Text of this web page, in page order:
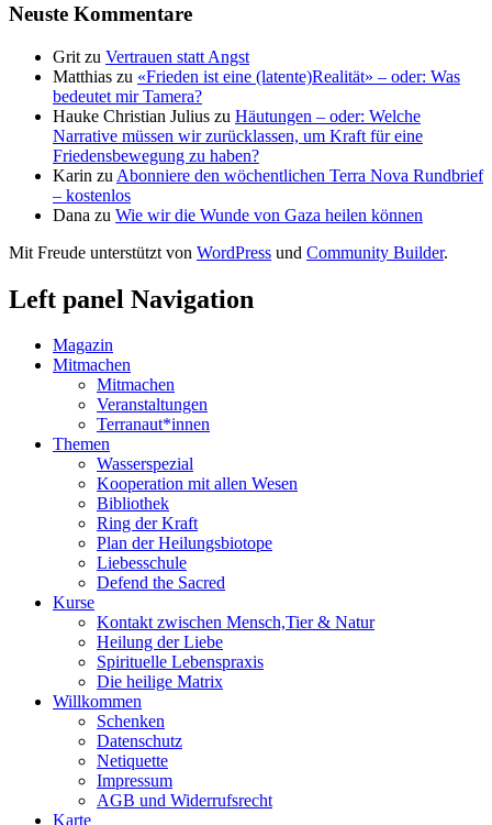
Neuste Kommentare
Grit zu Vertrauen statt Angst
Matthias zu «Frieden ist eine (latente)Realität» – oder: Was
bedeutet mir Tamera?
Hauke Christian Julius zu Häutungen – oder: Welche
Narrative müssen wir zurücklassen, um Kraft für eine
Friedensbewegung zu haben?
Karin zu Abonniere den wöchentlichen Terra Nova Rundbrief
– kostenlos
Dana zu Wie wir die Wunde von Gaza heilen können
Mit Freude unterstützt von WordPress und Community Builder.
Left panel Navigation
Magazin
Mitmachen
Mitmachen
Veranstaltungen
Terranaut*innen
Themen
Wasserspezial
Kooperation mit allen Wesen
Bibliothek
Ring der Kraft
Plan der Heilungsbiotope
Liebesschule
Defend the Sacred
Kurse
Kontakt zwischen Mensch,Tier & Natur
Heilung der Liebe
Spirituelle Lebenspraxis
Die heilige Matrix
Willkommen
Schenken
Datenschutz
Netiquette
Impressum
AGB und Widerrufsrecht
Karte